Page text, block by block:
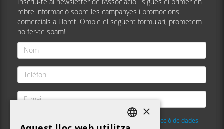
rebre informació sobre les campanyes i promocions
comercials a Lloret. Omple el següent formulari, prometem
no fer-te spam!
Nom
*
Telèfon
*
E-
Política de privacitat i protecció de dades
×